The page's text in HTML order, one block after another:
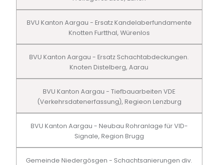
BVU Kanton Aargau - Ersatz Kandelaberfundamente
Knotten Furtthal, Würenlos
BVU Kanton Aargau - Ersatz Schachtabdeckungen.
Knoten Distelberg, Aarau
BVU Kanton Aargau - Tiefbauarbeiten VDE
(Verkehrsdatenerfassung), Regieon Lenzburg
BVU Kanton Aargau - Neubau Rohranlage für VID-
Signale, Region Brugg
Gemeinde Niedergösgen - Schachtsanierungen div.